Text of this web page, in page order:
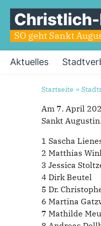
SO geht Sankt
Aktuelles
Sie sind hier
Startseite »
Reserveliste
Am 7. April
Sankt Augustin.
1 Sascha
2 Matthias
3 Jessica
4 Dirk Beutel
5 Dr.
6 Martina
7 Mathilde